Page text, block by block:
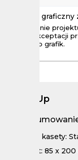
Projekt
Wykonanie
aż do akceptacji
zdjęc lub grafik.
Roll-Up
Rodzaj kasety:
Format: 85 x